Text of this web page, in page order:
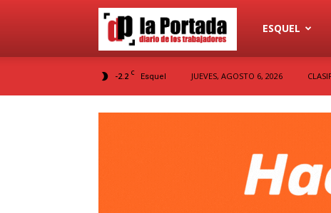
Diario
La
ESQUEL
-2.2 C Esquel JUEVES, AGOSTO 6, 2026